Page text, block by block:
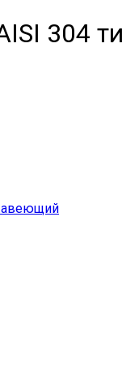
304